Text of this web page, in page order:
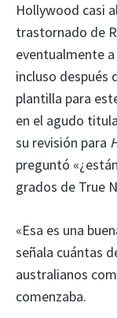
Hollywood casi
trastornado de
eventualmente a
incluso después
plantilla para
en el agudo
su revisión para
preguntó
grados de True
«Esa es una
señala cuántas
australianos
comenzaba.